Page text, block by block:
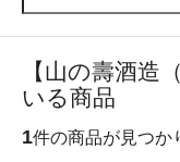
【山の壽酒造
いる商品
1件の商品が見つか